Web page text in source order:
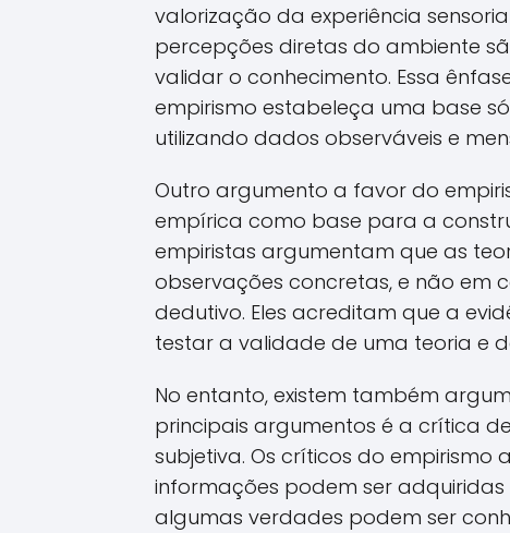
valorização da experiência
percepções diretas do ambiente
validar o conhecimento. Essa
empirismo estabeleça uma base
utilizando dados observáveis e
Outro argumento a favor do
empírica como base para a
empiristas argumentam que as
observações concretas, e não em
dedutivo. Eles acreditam que a
testar a validade de uma teoria e
No entanto, existem também
principais argumentos é a crítica
subjetiva. Os críticos do
informações podem ser
algumas verdades podem ser